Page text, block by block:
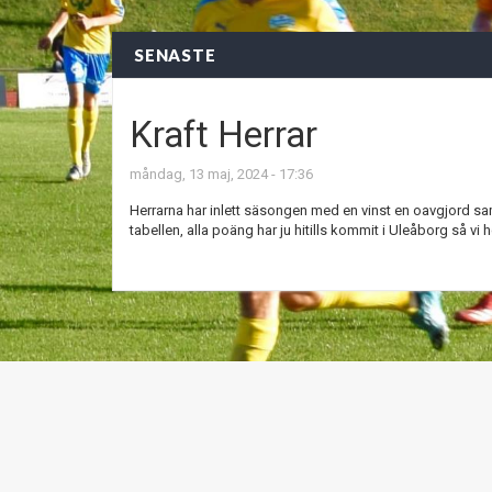
SENASTE
Kraft Herrar
måndag, 13 maj, 2024 - 17:36
Herrarna har inlett säsongen med en vinst en oavgjord
tabellen, alla poäng har ju hitills kommit i Uleåborg så vi